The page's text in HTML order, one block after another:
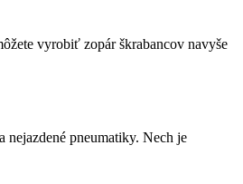
vyrobiť zopár škrabancov navyše
pneumatiky. Nech je